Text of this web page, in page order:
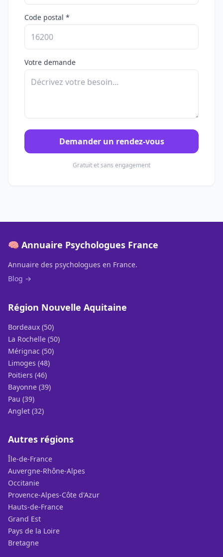
Code postal *
Votre demande
Demander un rendez-vous
Gratuit et sans engagement
🧠 Annuaire Psychologues France
Annuaire des psychologues en France.
Blog →
Région Nouvelle Aquitaine
Bordeaux (50)
La Rochelle (50)
Mérignac (50)
Limoges (48)
Poitiers (46)
Bayonne (39)
Pau (39)
Anglet (32)
Autres régions
Île-de-France
Auvergne-Rhône-Alpes
Occitanie
Provence-Alpes-Côte d'Azur
Hauts-de-France
Grand Est
Pays de la Loire
Bretagne